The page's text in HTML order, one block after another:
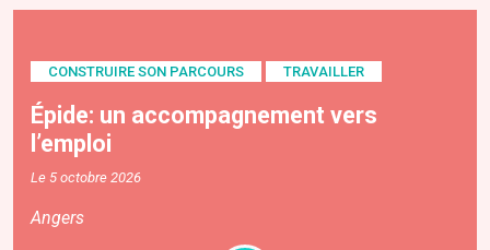
CONSTRUIRE SON PARCOURS TRAVAILLER
Épide: un accompagnement vers
l’emploi
Le 5 octobre 2026
Angers